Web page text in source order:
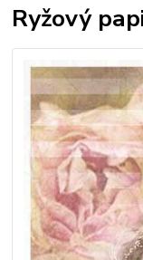
Ryžový